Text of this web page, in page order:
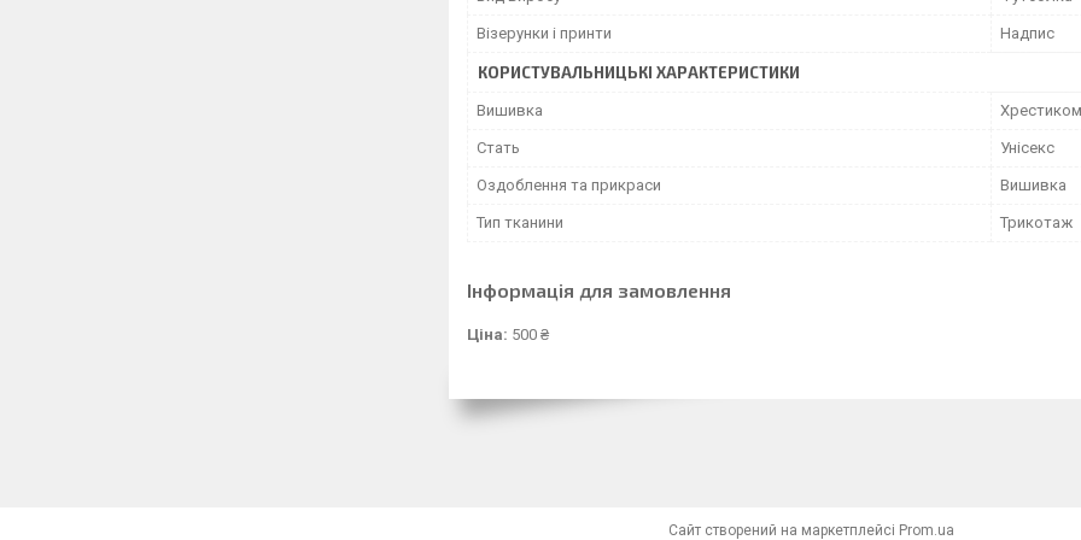
Візерунки і принти Надпис
КОРИСТУВАЛЬНИЦЬКІ ХАРАКТЕРИСТИКИ
Вишивка Хрестиком
Стать Унісекс
Оздоблення та прикраси Вишивка
Тип тканини Трикотаж
Інформація для замовлення
Ціна: 500 ₴
Сайт створений на маркетплейсі Prom.ua